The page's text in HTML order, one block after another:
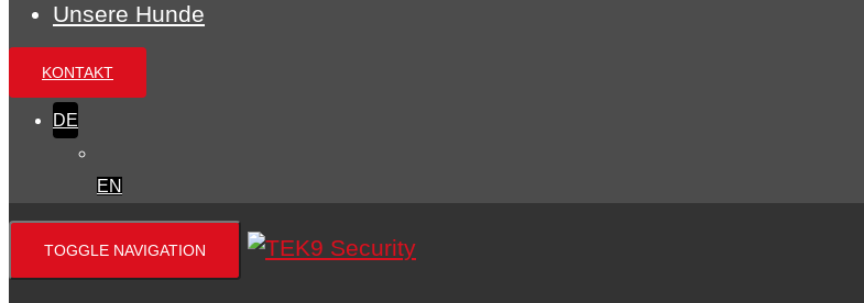
Unsere Hunde
KONTAKT
DE
EN
TOGGLE NAVIGATION